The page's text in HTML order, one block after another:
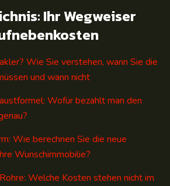
Ihr Wegweiser
Wie Sie verstehen, wann Sie die
und wann nicht
Wofür bezahlt man den
Wie berechnen Sie die neue
Wunschimmobilie?
Welche Kosten stehen nicht im